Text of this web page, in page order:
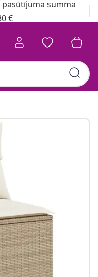
pasūtījuma summa
€